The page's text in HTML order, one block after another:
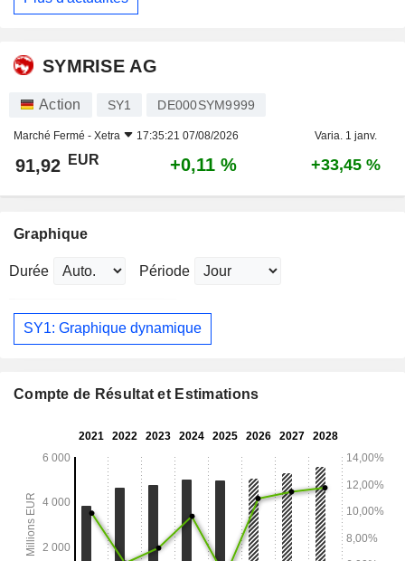
SYMRISE AG
Action SY1 DE000SYM9999
Marché Fermé - Xetra 17:35:21 07/08/2026 Varia. 1 janv.
91,92 EUR +0,11 % +33,45 %
Graphique
Durée Période
SY1: Graphique dynamique
Compte de Résultat et Estimations